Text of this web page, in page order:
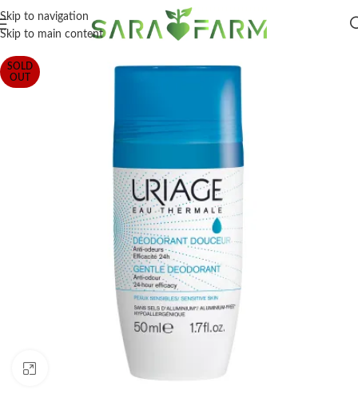
Skip to navigation
Skip to main content
SOLD
OUT